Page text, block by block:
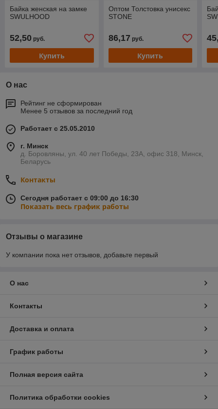
Байка женская на замке
SWULHOOD
52,50 руб.
Купить
Оптом Толстовка унисекс
STONE
86,17 руб.
Купить
О нас
Рейтинг не сформирован
Менее 5 отзывов за последний год
Работает с 25.05.2010
г. Минск
д. Боровляны, ул. 40 лет Победы, 23А, офис 318, Минск,
Беларусь
Контакты
Сегодня работает с 09:00 до 16:30
Показать весь график работы
Отзывы о магазине
У компании пока нет отзывов, добавьте первый
О нас
Контакты
Доставка и оплата
График работы
Полная версия сайта
Политика обработки cookies